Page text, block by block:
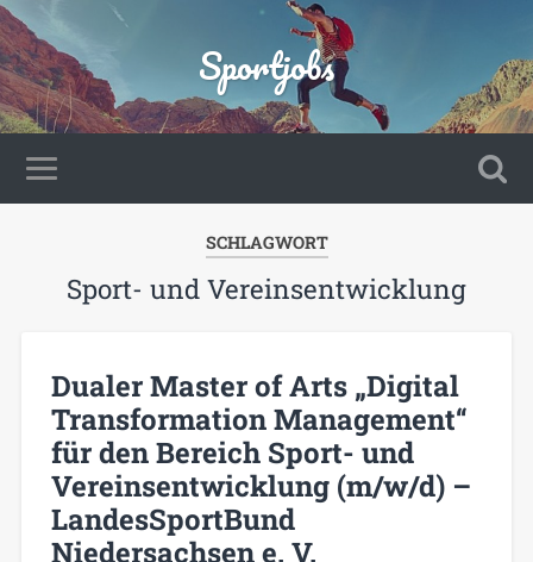
Sportjobs
SCHLAGWORT
Sport- und Vereinsentwicklung
Dualer Master of Arts „Digital
Transformation Management“
für den Bereich Sport- und
Vereinsentwicklung (m/w/d) –
LandesSportBund
Niedersachsen e. V.